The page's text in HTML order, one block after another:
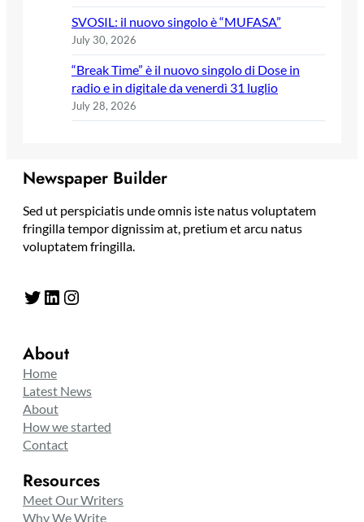
SVOSIL: il nuovo singolo è “MUFASA”
July 30, 2026
“Break Time” è il nuovo singolo di Dose in
radio e in digitale da venerdì 31 luglio
July 28, 2026
Newspaper Builder
Sed ut perspiciatis unde omnis iste natus voluptatem
fringilla tempor dignissim at, pretium et arcu natus
voluptatem fringilla.
Twitter LinkedIn Instagram
About
Home
Latest News
About
How we started
Contact
Resources
Meet Our Writers
Why We Write